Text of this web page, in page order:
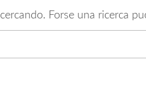
Forse una ricerca
per: